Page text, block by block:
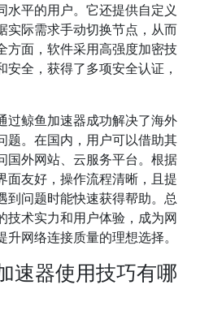
水平的用户。它还提供自定义
实际需求手动切换节点，从而
方面，软件采用高强度加密技
全，获得了多项安全认证，
过鲸鱼加速器成功解决了海外
题。在国内，用户可以借助其
国外网站、云服务平台。根据
面友好，操作流程清晰，且提
到问题时能快速获得帮助。总
技术实力和用户体验，成为网
网络连接质量的理想选择。
速器使用技巧有哪